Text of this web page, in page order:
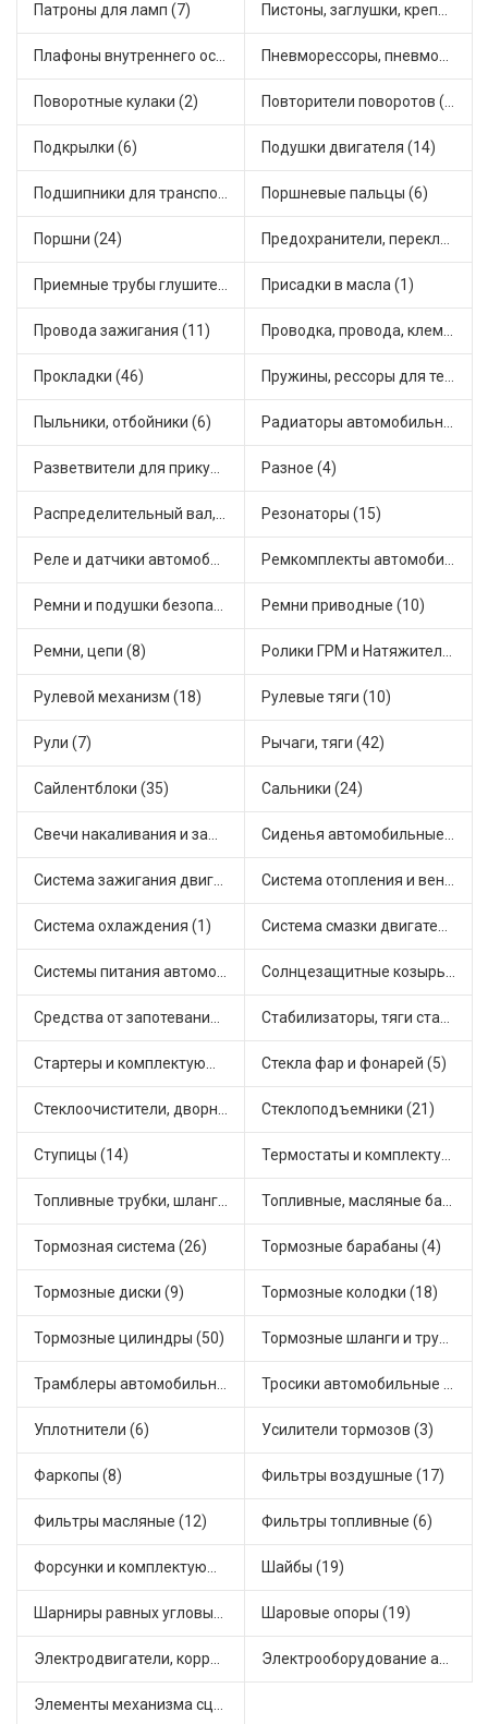
Патроны для ламп (7) Пистоны, заглушки, крепежные элементы (13)
Плафоны внутреннего освещения (1) Пневморессоры, пневмоподушки (1)
Поворотные кулаки (2) Повторители поворотов (10)
Подкрылки (6) Подушки двигателя (14)
Подшипники для транспорта (54) Поршневые пальцы (6)
Поршни (24) Предохранители, переключатели, кнопки автомобильные (42)
Приемные трубы глушителя (6) Присадки в масла (1)
Провода зажигания (11) Проводка, провода, клеммы и разъемы (23)
Прокладки (46) Пружины, рессоры для техники (29)
Пыльники, отбойники (6) Радиаторы автомобильные (20)
Разветвители для прикуривателя (3) Разное (4)
Распределительный вал, шестерни распределительного (7) Резонаторы (15)
Реле и датчики автомобильные (86) Ремкомплекты автомобильные (81)
Ремни и подушки безопасности (10) Ремни приводные (10)
Ремни, цепи (8) Ролики ГРМ и Натяжители (18)
Рулевой механизм (18) Рулевые тяги (10)
Рули (7) Рычаги, тяги (42)
Сайлентблоки (35) Сальники (24)
Свечи накаливания и зажигания (31) Сиденья автомобильные (1)
Система зажигания двигателя (3) Система отопления и вентиляции (18)
Система охлаждения (1) Система смазки двигателя (18)
Системы питания автомобиля (21) Солнцезащитные козырьки для салона автомобиля (3)
Средства от запотевания и размораживатели стекла (1) Стабилизаторы, тяги стабилизатора, стойки стабилиз (4)
Стартеры и комплектующие (38) Стекла фар и фонарей (5)
Стеклоочистители, дворники (1) Стеклоподъемники (21)
Ступицы (14) Термостаты и комплектующие системы охлаждения (62)
Топливные трубки, шланги, магистрали и рампы (3) Топливные, масляные баки (1)
Тормозная система (26) Тормозные барабаны (4)
Тормозные диски (9) Тормозные колодки (18)
Тормозные цилиндры (50) Тормозные шланги и трубки (5)
Трамблеры автомобильные (40) Тросики автомобильные (26)
Уплотнители (6) Усилители тормозов (3)
Фаркопы (8) Фильтры воздушные (17)
Фильтры масляные (12) Фильтры топливные (6)
Форсунки и комплектующие (1) Шайбы (19)
Шарниры равных угловых скоростей, приводные валы (4) Шаровые опоры (19)
Электродвигатели, корректоры и приводы автомобильн (23) Электрооборудование автомобилей (25)
Элементы механизма сцепления (66)